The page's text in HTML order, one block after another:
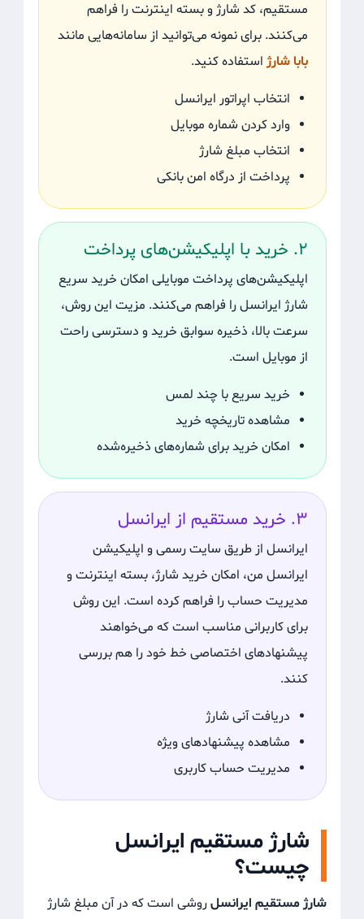
مستقیم، کد شارژ و بسته اینترنت را فراهم
می‌کنند. برای نمونه می‌توانید از سامانه‌هایی مانند
بابا شارژ استفاده کنید.
انتخاب اپراتور ایرانسل
وارد کردن شماره موبایل
انتخاب مبلغ شارژ
پرداخت از درگاه امن بانکی
۲. خرید با اپلیکیشن‌های پرداخت
اپلیکیشن‌های پرداخت موبایلی امکان خرید سریع
شارژ ایرانسل را فراهم می‌کنند. مزیت این روش،
سرعت بالا، ذخیره سوابق خرید و دسترسی راحت
از موبایل است.
خرید سریع با چند لمس
مشاهده تاریخچه خرید
امکان خرید برای شماره‌های ذخیره‌شده
۳. خرید مستقیم از ایرانسل
ایرانسل از طریق سایت رسمی و اپلیکیشن
ایرانسل من، امکان خرید شارژ، بسته اینترنت و
مدیریت حساب را فراهم کرده است. این روش
برای کاربرانی مناسب است که می‌خواهند
پیشنهادهای اختصاصی خط خود را هم بررسی
کنند.
دریافت آنی شارژ
مشاهده پیشنهادهای ویژه
مدیریت حساب کاربری
شارژ مستقیم ایرانسل
چیست؟
شارژ مستقیم ایرانسلروشی است که در آن مبلغ شارژ